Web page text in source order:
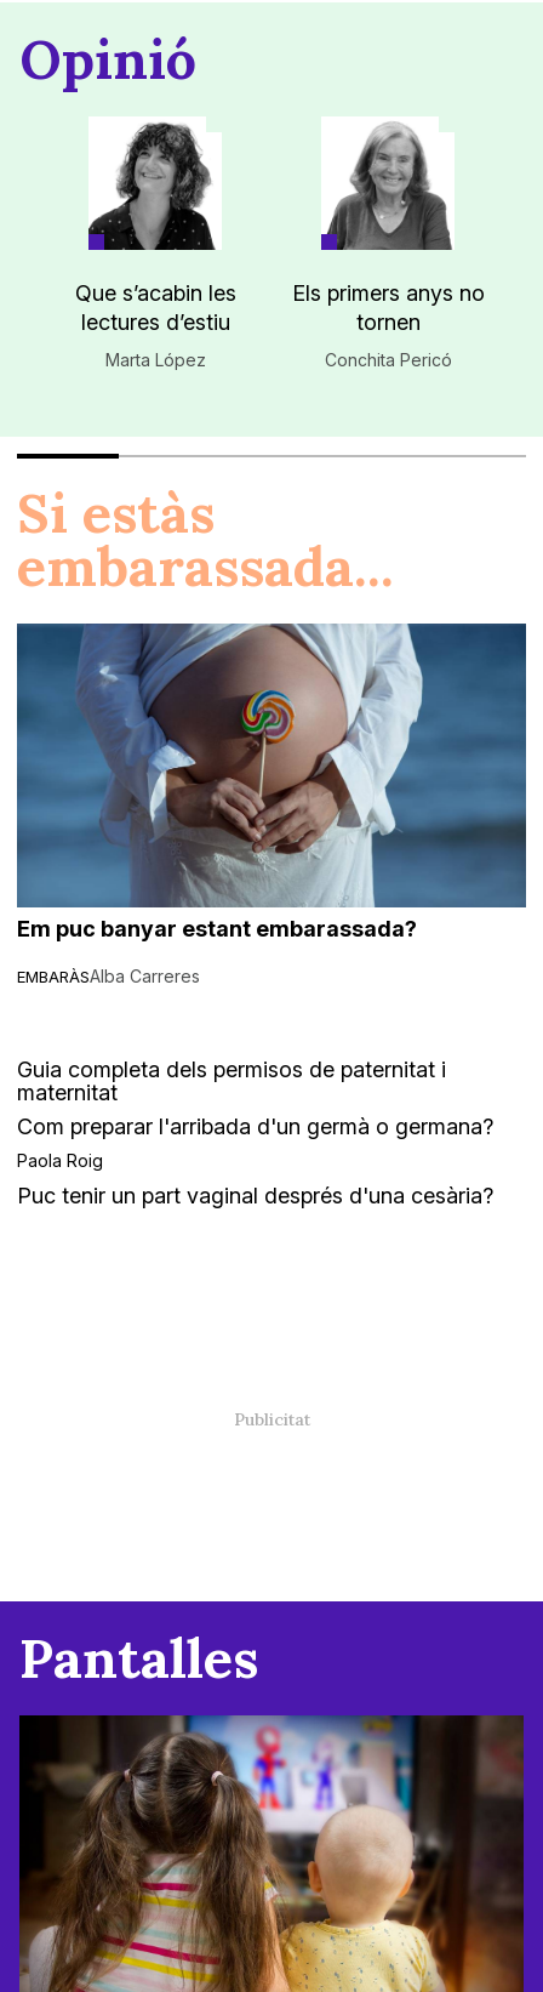
Opinió
Que s’acabin les
lectures d’estiu
Marta López
Els primers anys no
tornen
Conchita Pericó
Si estàs
embarassada...
EMBARÀS
Em puc banyar estant embarassada?
Alba Carreres
Guia completa dels permisos de paternitat i
maternitat
Com preparar l'arribada d'un germà o germana?
Paola Roig
Puc tenir un part vaginal després d'una cesària?
Pantalles